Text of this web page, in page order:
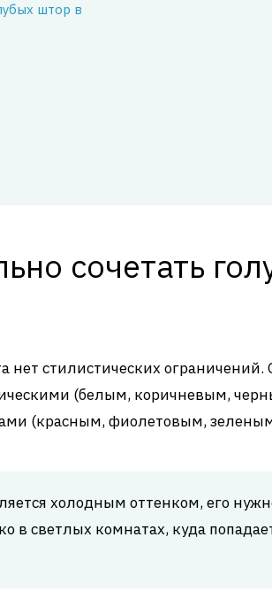
штор в
сочетать
нет стилистических
(белым, коричневым,
(красным, фиолетовым,
холодным оттенком, его
в светлых комнатах, куда